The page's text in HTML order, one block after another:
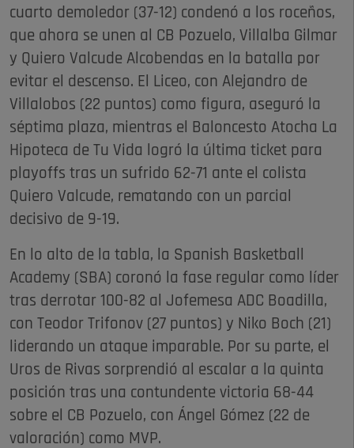
cuarto demoledor (37-12) condenó a los roceños,
que ahora se unen al CB Pozuelo, Villalba Gilmar
y Quiero Valcude Alcobendas en la batalla por
evitar el descenso. El Liceo, con Alejandro de
Villalobos (22 puntos) como figura, aseguró la
séptima plaza, mientras el Baloncesto Atocha La
Hipoteca de Tu Vida logró la última ticket para
playoffs tras un sufrido 62-71 ante el colista
Quiero Valcude, rematando con un parcial
decisivo de 9-19.
En lo alto de la tabla, la Spanish Basketball
Academy (SBA) coronó la fase regular como líder
tras derrotar 100-82 al Jofemesa ADC Boadilla,
con Teodor Trifonov (27 puntos) y Niko Boch (21)
liderando un ataque imparable. Por su parte, el
Uros de Rivas sorprendió al escalar a la quinta
posición tras una contundente victoria 68-44
sobre el CB Pozuelo, con Ángel Gómez (22 de
valoración) como MVP.